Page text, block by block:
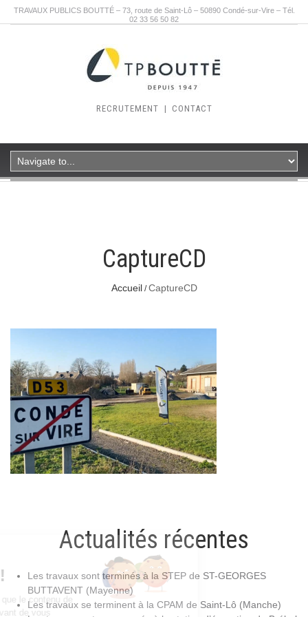
TRAVAUX PUBLICS BOUTTÉ – 73, route de Saint-Lô – 50890 Condé-sur-Vire – Tél.
02 33 56 50 82
RECRUTEMENT | CONTACT
CaptureCD
Accueil CaptureCD
Actualités récentes
Les travaux sont terminés à la STEP de ST-GEORGES
BUTTAVENT (Mayenne)
Les travaux se terminent à la CPAM de Saint-Lô (Manche)